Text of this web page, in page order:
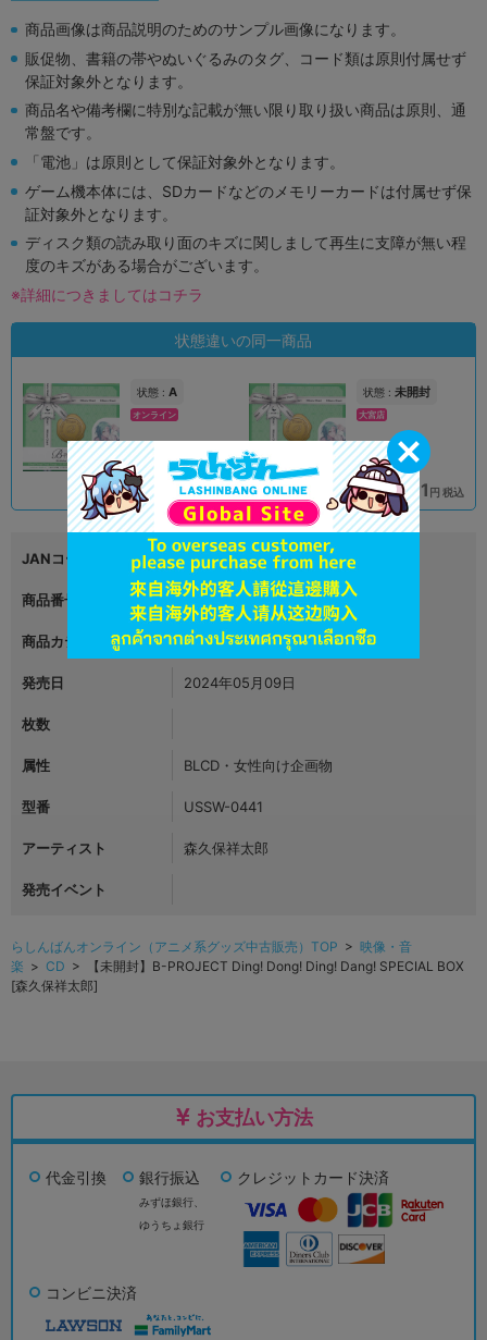
商品画像は商品説明のためのサンプル画像になります。
販促物、書籍の帯やぬいぐるみのタグ、コード類は原則付属せず
保証対象外となります。
商品名や備考欄に特別な記載が無い限り取り扱い商品は原則、通
常盤です。
「電池」は原則として保証対象外となります。
ゲーム機本体には、SDカードなどのメモリーカードは付属せず保
証対象外となります。
ディスク類の読み取り面のキズに関しまして再生に支障が無い程
度のキズがある場合がございます。
※詳細につきましてはコチラ
状態違いの同一商品
状態 : A
オンライン
品切状態 990円 税込
状態 : 未開封
大宮店
在庫あり 1,381 円 税込
JANコード 4570068321073
商品番号 L07323692
商品カテゴリ 映像・音楽
発売日 2024年05月09日
枚数
属性 BLCD・女性向け企画物
型番 USSW-0441
アーティスト 森久保祥太郎
発売イベント
らしんばんオンライン（アニメ系グッズ中古販売）TOP > 映像・音
楽 > CD > 【未開封】B-PROJECT Ding! Dong! Ding! Dang! SPECIAL BOX
[森久保祥太郎]
お支払い方法
代金引換 銀行振込
みずほ銀行、
ゆうちょ銀行
クレジットカード決済
コンビニ決済